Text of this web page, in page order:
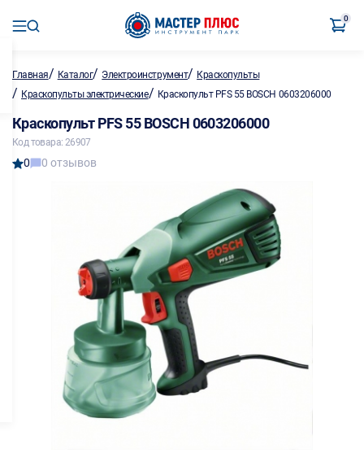
0
Главная/ Каталог/ Электроинструмент/ Краскопульты
/ Краскопульты электрические/ Краскопульт PFS 55 BOSCH 0603206000
Краскопульт PFS 55 BOSCH 0603206000
Код товара: 26907
0 0 отзывов